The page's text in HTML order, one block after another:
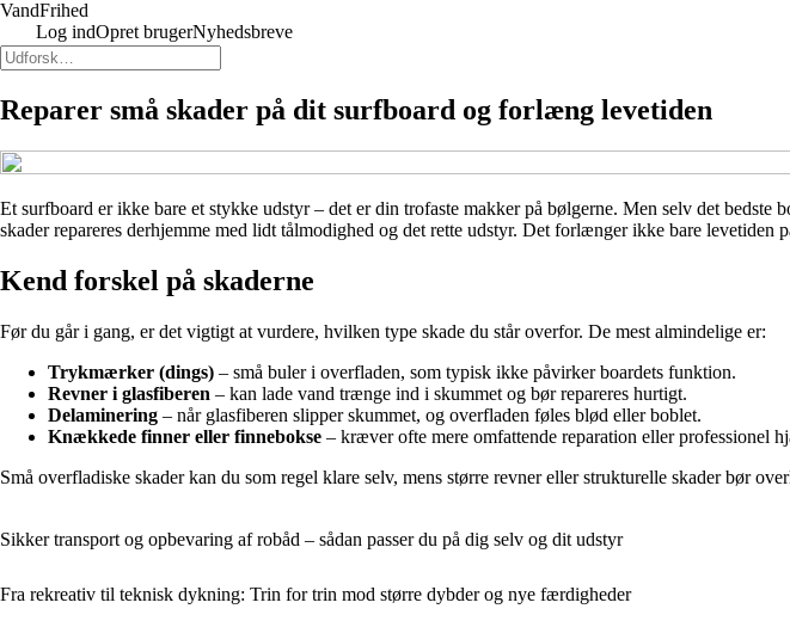
VandFrihed
Log indOpret brugerNyhedsbreve
Reparer små skader på dit surfboard og forlæng levetiden
Et surfboard er ikke bare et stykke udstyr – det er din trofaste makker på bølgerne. Men selv det
skader repareres derhjemme med lidt tålmodighed og det rette udstyr. Det forlænger ikke bare
Kend forskel på skaderne
Før du går i gang, er det vigtigt at vurdere, hvilken type skade du står overfor. De mest almindelige er:
Trykmærker (dings) – små buler i overfladen, som typisk ikke påvirker boardets funktion.
Revner i glasfiberen – kan lade vand trænge ind i skummet og bør repareres hurtigt.
Delaminering – når glasfiberen slipper skummet, og overfladen føles blød eller boblet.
Knækkede finner eller finnebokse – kræver ofte mere omfattende reparation eller professionel
Små overfladiske skader kan du som regel klare selv, mens større revner eller strukturelle skader bør
Sikker transport og opbevaring af robåd – sådan passer du på dig selv og dit udstyr
Fra rekreativ til teknisk dykning: Trin for trin mod større dybder og nye færdigheder